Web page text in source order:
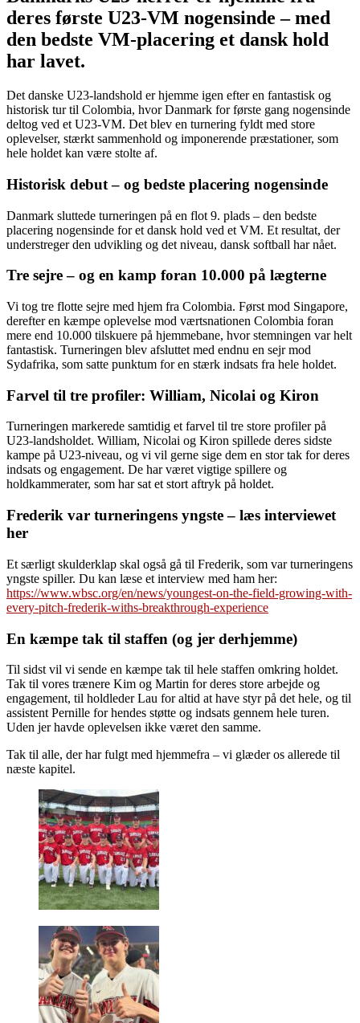
deres første U23-VM nogensinde – med
den bedste VM-placering et dansk hold
har lavet.
Det danske U23-landshold er hjemme igen efter en fantastisk og
historisk tur til Colombia, hvor Danmark for første gang nogensinde
deltog ved et U23-VM. Det blev en turnering fyldt med store
oplevelser, stærkt sammenhold og imponerende præstationer, som
hele holdet kan være stolte af.
Historisk debut – og bedste placering nogensinde
Danmark sluttede turneringen på en flot 9. plads – den bedste
placering nogensinde for et dansk hold ved et VM. Et resultat, der
understreger den udvikling og det niveau, dansk softball har nået.
Tre sejre – og en kamp foran 10.000 på lægterne
Vi tog tre flotte sejre med hjem fra Colombia. Først mod Singapore,
derefter en kæmpe oplevelse mod værtsnationen Colombia foran
mere end 10.000 tilskuere på hjemmebane, hvor stemningen var helt
fantastisk. Turneringen blev afsluttet med endnu en sejr mod
Sydafrika, som satte punktum for en stærk indsats fra hele holdet.
Farvel til tre profiler: William, Nicolai og Kiron
Turneringen markerede samtidig et farvel til tre store profiler på
U23-landsholdet. William, Nicolai og Kiron spillede deres sidste
kampe på U23-niveau, og vi vil gerne sige dem en stor tak for deres
indsats og engagement. De har været vigtige spillere og
holdkammerater, som har sat et stort aftryk på holdet.
Frederik var turneringens yngste – læs interviewet
her
Et særligt skulderklap skal også gå til Frederik, som var turneringens
yngste spiller. Du kan læse et interview med ham her:
https://www.wbsc.org/en/news/youngest-on-the-field-growing-with-
every-pitch-frederik-withs-breakthrough-experience
En kæmpe tak til staffen (og jer derhjemme)
Til sidst vil vi sende en kæmpe tak til hele staffen omkring holdet.
Tak til vores trænere Kim og Martin for deres store arbejde og
engagement, til holdleder Lau for altid at have styr på det hele, og til
assistent Pernille for hendes støtte og indsats gennem hele turen.
Uden jer havde oplevelsen ikke været den samme.
Tak til alle, der har fulgt med hjemmefra – vi glæder os allerede til
næste kapitel.